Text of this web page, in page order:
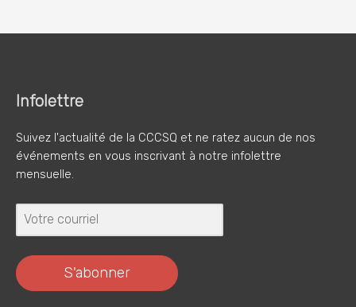
Infolettre
Suivez l'actualité de la CCCSQ et ne ratez aucun de nos
événements en vous inscrivant à notre infolettre
mensuelle.
S'abonner